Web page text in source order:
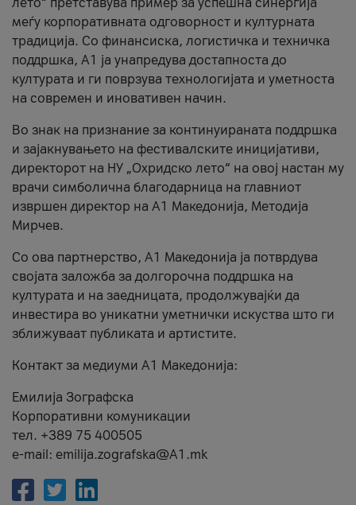
меѓу корпоративната одговорност и културната
традиција. Со финансиска, логистичка и техничка
поддршка, A1 ја унапредува достапноста до
културата и ги поврзува технологијата и уметноста
на современ и иновативен начин.
Во знак на признание за континуираната поддршка
и зајакнувањето на фестивалските иницијативи,
директорот на НУ „Охридско лето“ на овој настан му
врачи симболична благодарница на главниот
извршен директор на A1 Македонија, Методија
Мирчев.
Со ова партнерство, A1 Македонија ја потврдува
својата заложба за долгорочна поддршка на
културата и на заедницата, продолжувајќи да
инвестира во уникатни уметнички искуства што ги
зближуваат публиката и артистите.
Контакт за медиуми А1 Македонија:
Емилија Зографска
Корпоративни комуникации
тел. +389 75 400505
e-mail: emilija.zografska@A1.mk